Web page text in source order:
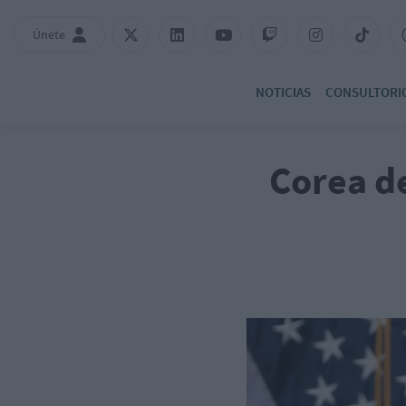
Únete
NOTICIAS
Corea